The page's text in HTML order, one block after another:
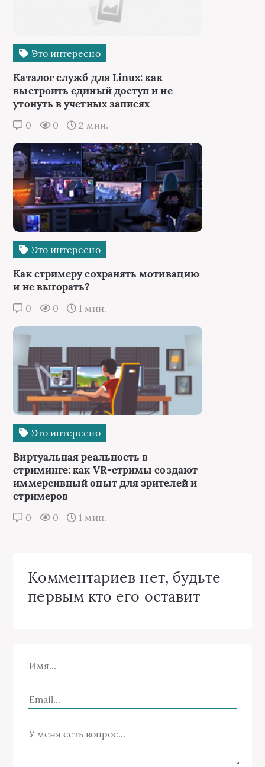
Это интересно
Каталог служб для Linux: как
выстроить единый доступ и не
утонуть в учетных записях
0 0 2 мин.
Это интересно
Как стримеру сохранять мотивацию
и не выгорать?
0 0 1 мин.
Это интересно
Виртуальная реальность в
стриминге: как VR-стримы создают
иммерсивный опыт для зрителей и
стримеров
0 0 1 мин.
Комментариев нет, будьте
первым кто его оставит